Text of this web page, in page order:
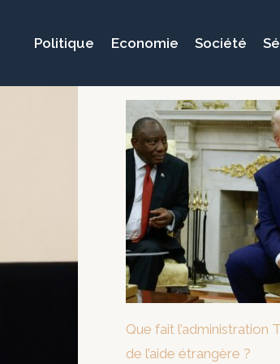
Politique Economie Société
Que fait l’administration
de l’aide étrangère ?